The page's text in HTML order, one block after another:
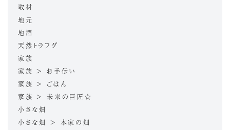
取材
地元
地酒
天然トラフグ
家族
家族 > お手伝い
家族 > ごはん
家族 > 未来の巨匠☆
小さな畑
小さな畑 > 本家の畑